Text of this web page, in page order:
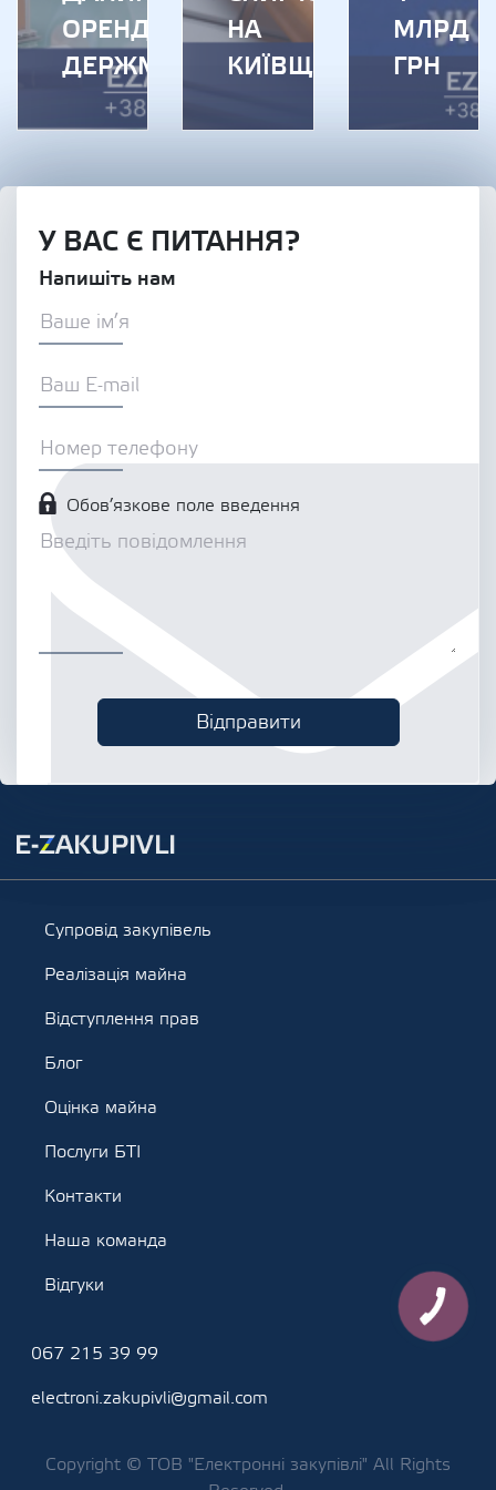
ОРЕНДИ
ДЕРЖМАЙНА
НА
КИЇВЩИНІ
МЛРД
ГРН
У ВАС Є ПИТАННЯ?
Напишіть нам
Обов’язкове поле введення
Супровід закупівель
Реалізація майна
Відступлення прав
Блог
Оцінка майна
Послуги БТІ
Контакти
Наша команда
Відгуки
067 215 39 99
electroni.zakupivli@gmail.com
Copyright © ТОВ "Електронні закупівлі" All Rights